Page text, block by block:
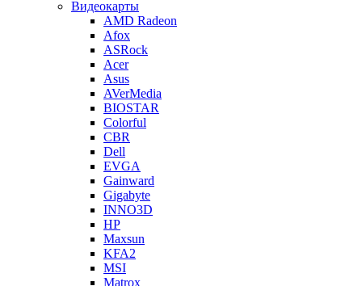
Видеокарты
AMD Radeon
Afox
ASRock
Acer
Asus
AVerMedia
BIOSTAR
Colorful
CBR
Dell
EVGA
Gainward
Gigabyte
INNO3D
HP
Maxsun
KFA2
MSI
Matrox